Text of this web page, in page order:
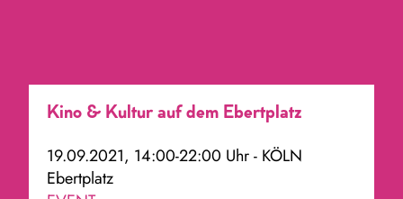
Kino & Kultur auf dem Ebertplatz
19.09.2021, 14:00-22:00 Uhr - KÖLN
Ebertplatz